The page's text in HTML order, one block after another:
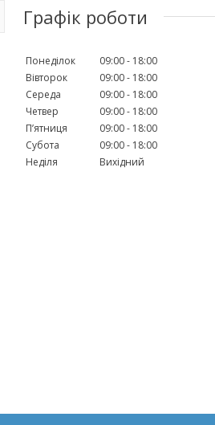
Графік роботи
Понеділок 09:00
18:00
Вівторок
09:00
18:00
Середа
09:00
18:00
Четвер
09:00
18:00
Пʼятниця
09:00
18:00
Субота
09:00
18:00
Неділя
Вихідний